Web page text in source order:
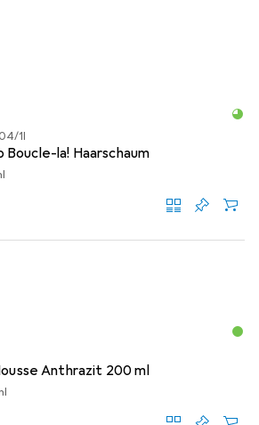
/1l
Boucle-la! Haarschaum
Anthrazit 200 ml